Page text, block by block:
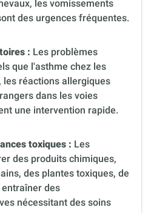
les vomissements
des urgences fréquentes.
: Les problèmes
que l'asthme chez les
les réactions allergiques
dans les voies
une intervention rapide.
toxiques : Les
des produits chimiques,
des plantes toxiques, de
des
nécessitant des soins